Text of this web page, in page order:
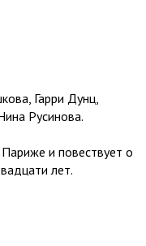
Гарри Дунц,
Русинова.
и повествует о
лет.